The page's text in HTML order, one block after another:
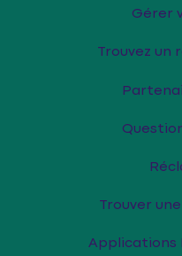
Gérer
Trouvez un
Trouver
Applications